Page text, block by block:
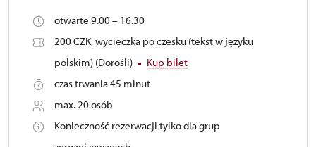
otwarte 9.00 – 16.30
200 CZK, wycieczka po czesku (tekst w języku
polskim) (Dorośli)
Kup bilet
czas trwania 45 minut
max. 20 osób
Konieczność rezerwacji tylko dla grup